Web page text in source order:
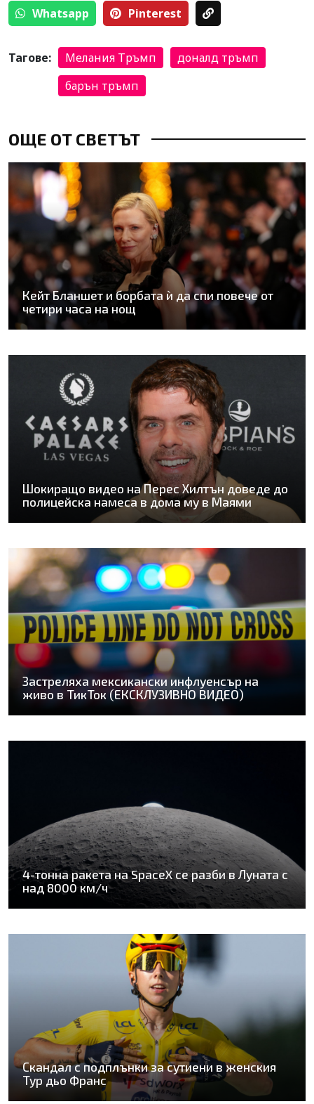
Whatsapp Pinterest
Тагове: Мелания Тръмп
доналд тръмп
барън тръмп
ОЩЕ ОТ СВЕТЪТ
Кейт Бланшет и борбата ѝ да спи повече от
четири часа на нощ
Шокиращо видео на Перес Хилтън доведе до
полицейска намеса в дома му в Маями
Застреляха мексикански инфлуенсър на
живо в ТикТок (ЕКСКЛУЗИВНО ВИДЕО)
4-тонна ракета на SpaceX се разби в Луната с
над 8000 км/ч
Скандал с подплънки за сутиени в женския
Тур дьо Франс